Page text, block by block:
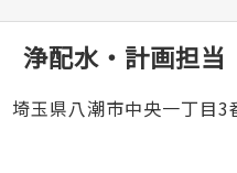
配水・計画担当
玉県八潮市中央一丁目3